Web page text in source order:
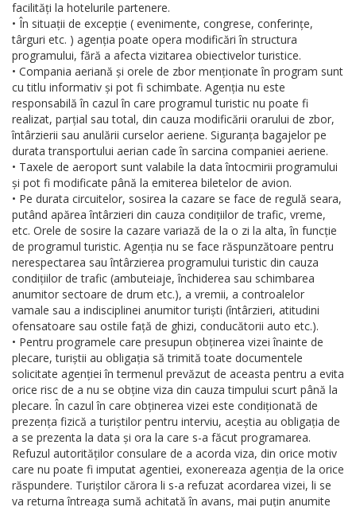
facilități la hotelurile partenere.
• În situații de excepție ( evenimente, congrese, conferințe,
târguri etc. ) agenția poate opera modificări în structura
programului, fără a afecta vizitarea obiectivelor turistice.
• Compania aeriană și orele de zbor menționate în program sunt
cu titlu informativ și pot fi schimbate. Agenția nu este
responsabilă în cazul în care programul turistic nu poate fi
realizat, parțial sau total, din cauza modificării orarului de zbor,
întârzierii sau anulării curselor aeriene. Siguranța bagajelor pe
durata transportului aerian cade în sarcina companiei aeriene.
• Taxele de aeroport sunt valabile la data întocmirii programului
și pot fi modificate până la emiterea biletelor de avion.
• Pe durata circuitelor, sosirea la cazare se face de regulă seara,
putând apărea întârzieri din cauza condițiilor de trafic, vreme,
etc. Orele de sosire la cazare variază de la o zi la alta, în funcție
de programul turistic. Agenția nu se face răspunzătoare pentru
nerespectarea sau întârzierea programului turistic din cauza
condițiilor de trafic (ambuteiaje, închiderea sau schimbarea
anumitor sectoare de drum etc.), a vremii, a controalelor
vamale sau a indisciplinei anumitor turiști (întârzieri, atitudini
ofensatoare sau ostile față de ghizi, conducătorii auto etc.).
• Pentru programele care presupun obținerea vizei înainte de
plecare, turiștii au obligația să trimită toate documentele
solicitate agenției în termenul prevăzut de aceasta pentru a evita
orice risc de a nu se obține viza din cauza timpului scurt până la
plecare. În cazul în care obținerea vizei este condiționată de
prezența fizică a turiștilor pentru interviu, aceștia au obligația de
a se prezenta la data și ora la care s-a făcut programarea.
Refuzul autorităților consulare de a acorda viza, din orice motiv
care nu poate fi imputat agentiei, exonereaza agenția de la orice
răspundere. Turiștilor cărora li s-a refuzat acordarea vizei, li se
va returna întreaga sumă achitată în avans, mai puțin anumite